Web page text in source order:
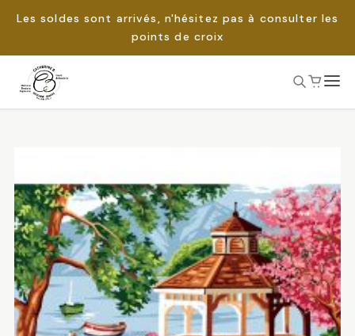
Les soldes sont arrivés, n'hésitez pas à consulter les
points de croix
Passer